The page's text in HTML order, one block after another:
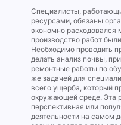
Специалисты,
ресурсами, обязаны
экономно расходовался
производство работ
Необходимо проводить
делать анализ почвы,
ремонтные работы по
же задачей для
всего ущерба, который
окружающей среде. Эта
перспективная или
деятельности на самом